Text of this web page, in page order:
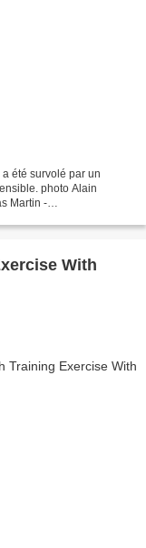
été survolé par un
photo Alain
Martin -
With